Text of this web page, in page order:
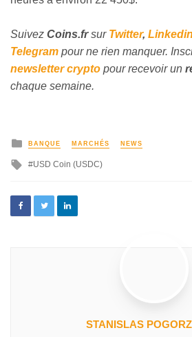
Suivez Coins.frsur Twitter, Linkedin
Telegram pour ne rien manquer.
newsletter crypto pour recevoir un
chaque semaine.
BANQUE MARCHÉS NEWS
USD Coin (USDC)
STANISLAS